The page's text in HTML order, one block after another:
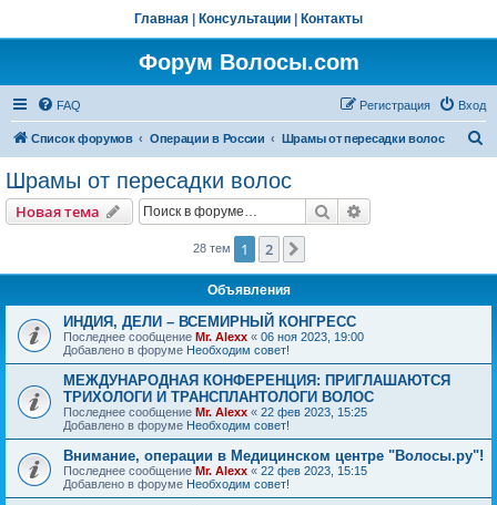
Главная Консультации Контакты
Форум Волосы.com
FAQ Вход
Регистрация
Список форумов Операции в России Шрамы от пересадки волос
Шрамы от пересадки волос
Новая тема Поиск
28 тем 1 2
Объявления
ИНДИЯ, ДЕЛИ – ВСЕМИРНЫЙ КОНГРЕСС
Последнее сообщение Mr. Alexx « 06 ноя 2023, 19:00
Добавлено в форуме Необходим совет!
МЕЖДУНАРОДНАЯ КОНФЕРЕНЦИЯ: ПРИГЛАШАЮТСЯ
ТРИХОЛОГИ И ТРАНСПЛАНТОЛОГИ ВОЛОС
Последнее сообщение Mr. Alexx « 22 фев 2023, 15:25
Добавлено в форуме Необходим совет!
Внимание, операции в Медицинском центре "Волосы.ру"!
Последнее сообщение Mr. Alexx « 22 фев 2023, 15:15
Добавлено в форуме Необходим совет!